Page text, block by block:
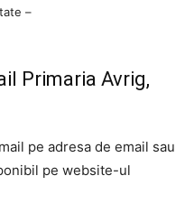
–
Primaria Avrig,
pe adresa de email sau
pe website-ul